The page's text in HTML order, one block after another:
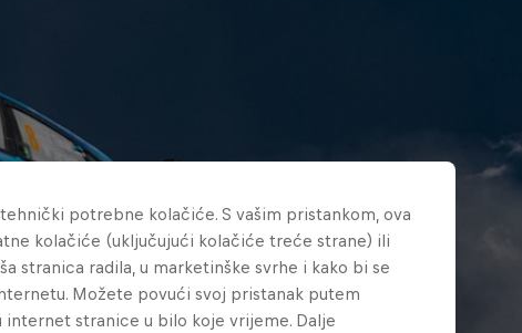
potrebne kolačiće. S vašim pristankom, ova
kolačiće (uključujući kolačiće treće strane) ili
stranica radila, u marketinške svrhe i kako bi se
Možete povući svoj pristanak putem
internet stranice u bilo koje vrijeme. Dalje